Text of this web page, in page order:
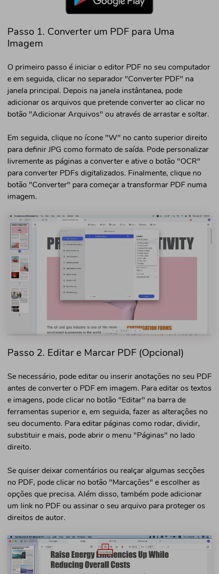
Passo 1. Converter um PDF para Uma
Imagem
O primeiro passo é iniciar o editor PDF no seu computador
e em seguida, clicar no separador "Converter PDF" na
janela principal. Depois na janela instântanea, pode
adicionar os arquivos que pretende converter ao clicar no
botão "Adicionar Arquivos" ou através de arrastar e soltar.
Em seguida, clique no ícone "W" no canto superior direito
para definir JPG como formato de saída. Pode personalizar
livremente as páginas a converter e ative o botão "OCR"
para converter PDFs digitalizados. Finalmente, clique no
botão "Converter" para começar a transformar PDF numa
imagem.
Passo 2. Editar e Marcar PDF (Opcional)
Se necessário, pode editar ou inserir anotações no seu PDF
antes de converter o PDF em imagem. Para editar os textos
e imagens, pode clicar no botão "Editar" na barra de
ferramentas superior e, em seguida, fazer as alterações no
seu documento. Para editar páginas como rodar, dividir,
substituir e mais, pode abrir o menu "Páginas" no lado
direito.
Se quiser deixar comentários ou realçar algumas secções
no PDF, pode clicar no botão "Marcações" e escolher as
opções que precisa. Além disso, também pode adicionar
um link no PDF ou assinar o seu arquivo para proteger os
direitos de autor.